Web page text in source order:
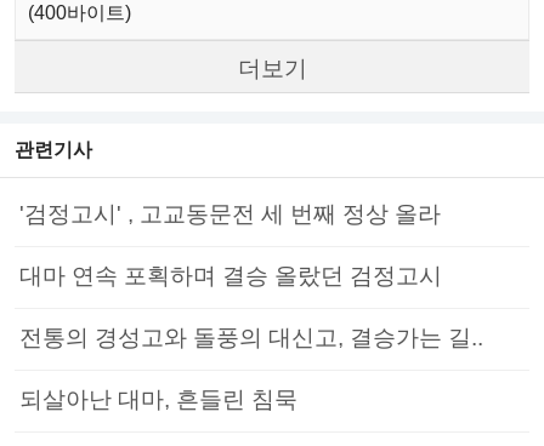
(400바이트)
더보기
관련기사
'검정고시' , 고교동문전 세 번째 정상 올라
대마 연속 포획하며 결승 올랐던 검정고시
전통의 경성고와 돌풍의 대신고, 결승가는 길..
되살아난 대마, 흔들린 침묵